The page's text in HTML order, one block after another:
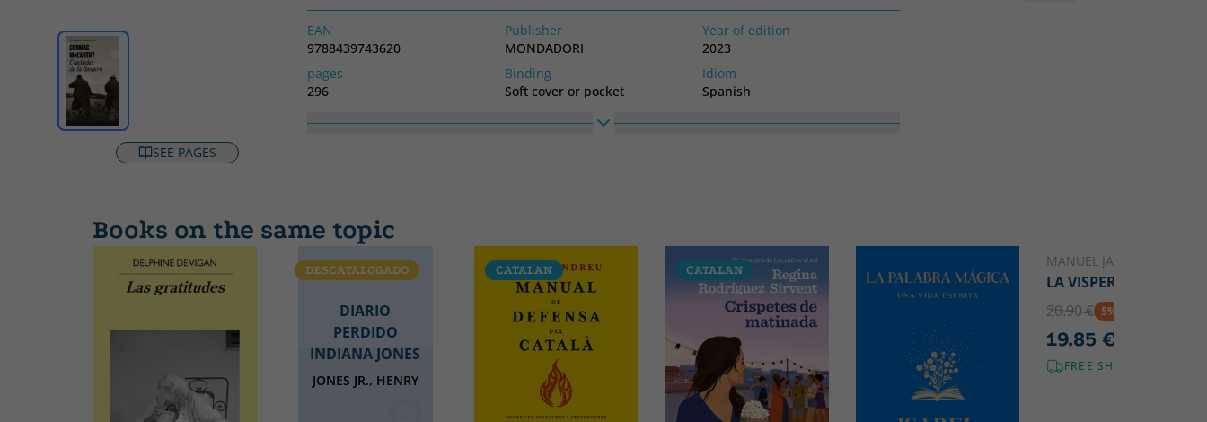
SEE PAGES
escenario de fondo de las tierras fronterizas entre Estados Unidos y México, lugar de
encuentro y desencuentro de dos universos aparentemente divergentes, la vida de
ambos protagonistas se verá atravesada por la aparición de unos valores en los que
nunca encontrarán acomodo. Condenados por una historia que ya no cuenta con
ellos, Billy y Grady devienen así los verdaderos supervivientes de un mundo en el que la
lealtad, el valor, el esfuerzo y la vida en contacto con la naturaleza eran algo más que
EAN
9788439743620
Publisher
MONDADORI
Year of edition
2023
pages
296
Binding
Soft cover or pocket
Idiom
Spanish
Books on the same topic
DIARIO
PERDIDO
INDIANA JONES
JONES JR., HENRY
DESCATALOGADO CATALAN CATALAN
MANUEL JABOIS
LA VISPERA
20.90 € 5% DTO
19.85 €
FREE SHIPPING!